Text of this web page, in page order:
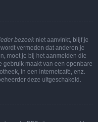
bezoek niet aanvinkt, blijf je
vermeden dat anderen je
moet je bij het aanmelden die
gebruik maakt van een openbare
in een internetcafé, enz.
deze uitgeschakeld.